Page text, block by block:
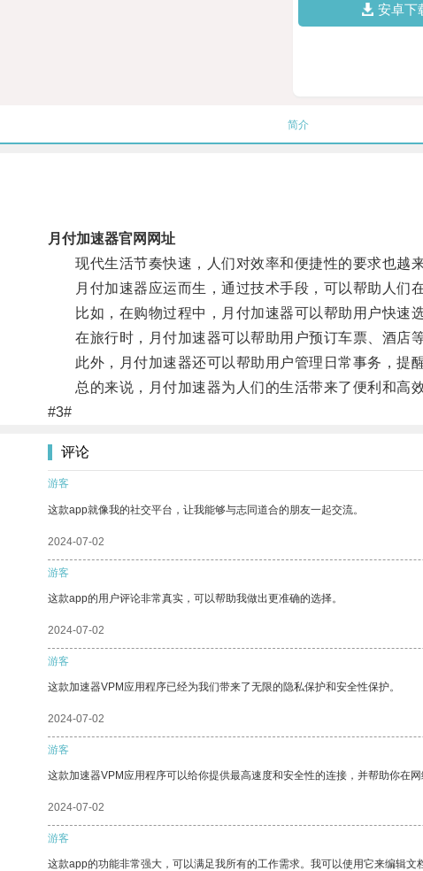
安卓下
简介
月付加速器官网网址
现代生活节奏快速，人们对效率和便捷性的要求也越来
月付加速器应运而生，通过技术手段，可以帮助人们在
比如，在购物过程中，月付加速器可以帮助用户快速选
在旅行时，月付加速器可以帮助用户预订车票、酒店等
此外，月付加速器还可以帮助用户管理日常事务，提醒
总的来说，月付加速器为人们的生活带来了便利和高效
#3#
评论
游客
这款app就像我的社交平台，让我能够与志同道合的朋友一起交流。
2024-07-02
游客
这款app的用户评论非常真实，可以帮助我做出更准确的选择。
2024-07-02
游客
这款加速器VPM应用程序已经为我们带来了无限的隐私保护和安全性保护。
2024-07-02
游客
这款加速器VPM应用程序可以给你提供最高速度和安全性的连接，并帮助你在网
2024-07-02
游客
这款app的功能非常强大，可以满足我所有的工作需求。我可以使用它来编辑文